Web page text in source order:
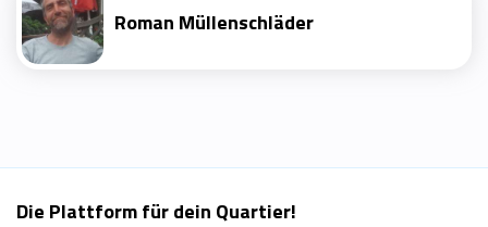
Roman Müllenschläder
Die Plattform für dein Quartier!